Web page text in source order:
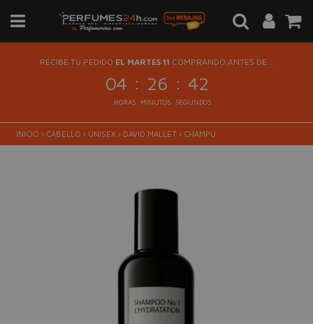
RECIBE TU PEDIDO EL MARTES 11 COMPRANDO ANTES DE...
04 : 26 : 42
HORAS MINUTOS SEGUNDOS
INICIO › CABELLO › UNISEX › DAVID MALLET › CHAMPÚ